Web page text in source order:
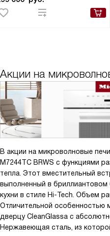
Акции на
В акции на микроволновые
M7244TC BRWS с функциями
тепла. Этот вместительный
выполненный в
кухни в стиле Hi-Tech. Объем
Отличительной особенностью
дверцу CleanGlassа с
Нержавеющая сталь, из